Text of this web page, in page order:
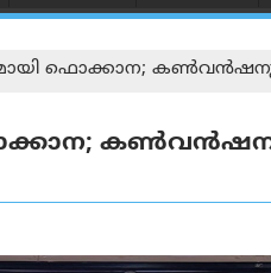
ഫൊക്കാന; കൺവൻഷനു
കൺവൻഷനു